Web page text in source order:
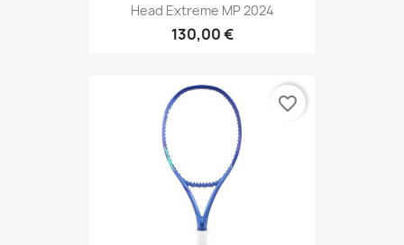
Head Extreme MP 2024
130,00 €
favorite_border